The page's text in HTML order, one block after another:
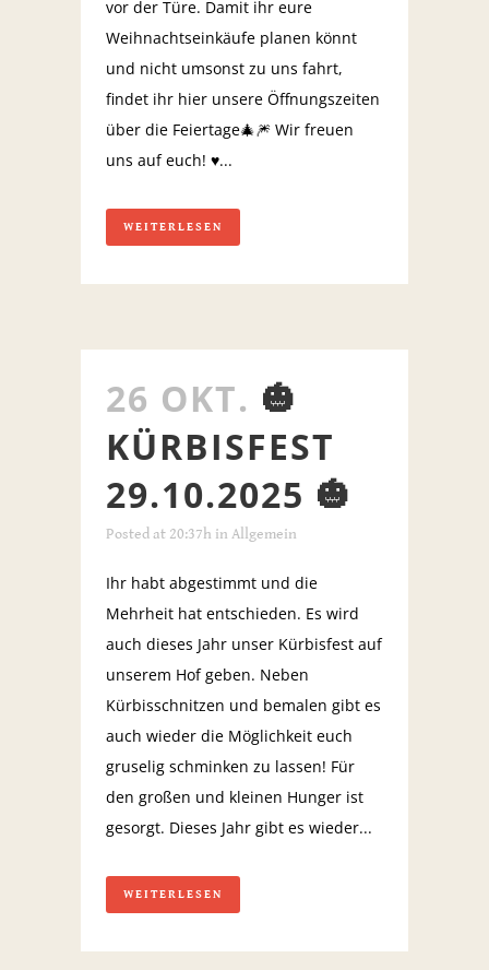
vor der Türe. Damit ihr eure
Weihnachtseinkäufe planen könnt
und nicht umsonst zu uns fahrt,
findet ihr hier unsere Öffnungszeiten
über die Feiertage🎄🎆 Wir freuen
uns auf euch! ♥️...
WEITERLESEN
26 OKT. 🎃
KÜRBISFEST
29.10.2025 🎃
Posted at 20:37h in Allgemein
Ihr habt abgestimmt und die
Mehrheit hat entschieden. Es wird
auch dieses Jahr unser Kürbisfest auf
unserem Hof geben. Neben
Kürbisschnitzen und bemalen gibt es
auch wieder die Möglichkeit euch
gruselig schminken zu lassen! Für
den großen und kleinen Hunger ist
gesorgt. Dieses Jahr gibt es wieder...
WEITERLESEN